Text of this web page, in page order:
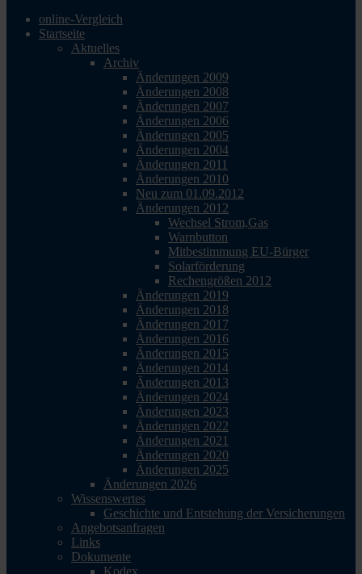
online-Vergleich
Startseite
Aktuelles
Archiv
Änderungen 2009
Änderungen 2008
Änderungen 2007
Änderungen 2006
Änderungen 2005
Änderungen 2004
Änderungen 2011
Änderungen 2010
Neu zum 01.09.2012
Änderungen 2012
Wechsel Strom,Gas
Warnbutton
Mitbestimmung EU-Bürger
Solarförderung
Rechengrößen 2012
Änderungen 2019
Änderungen 2018
Änderungen 2017
Änderungen 2016
Änderungen 2015
Änderungen 2014
Änderungen 2013
Änderungen 2024
Änderungen 2023
Änderungen 2022
Änderungen 2021
Änderungen 2020
Änderungen 2025
Änderungen 2026
Wissenswertes
Geschichte und Entstehung der Versicherungen
Angebotsanfragen
Links
Dokumente